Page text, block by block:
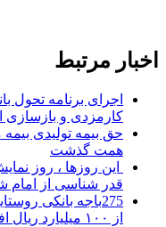
اخبار مرتبط
اجرای برنامه تحول
کارمزدی و بازسازی
همت گذشت
این روزها ، روز
قدر شناسی از امام
275باجه بانکی
از ۱۰۰ میلیارد ریال افزایش دادند